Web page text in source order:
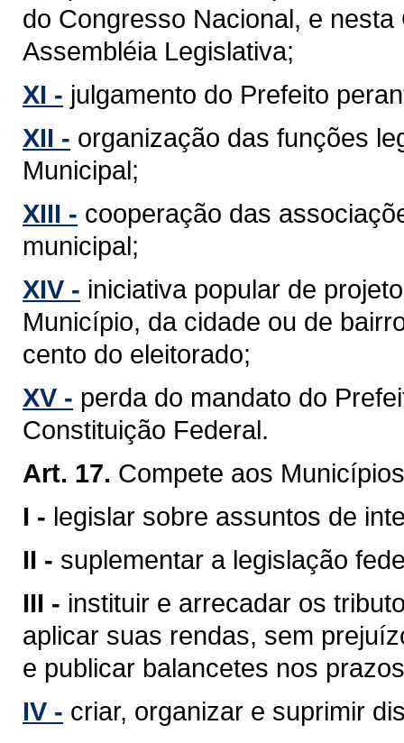
do Congresso Nacional, e
Assembléia Legislativa;
XI - julgamento do Prefeito
XII - organização das funções
Municipal;
XIII - cooperação das
municipal;
XIV - iniciativa popular de
Município, da cidade ou de
cento do eleitorado;
XV - perda do mandato do
Constituição Federal.
Art. 17. Compete aos
I - legislar sobre assuntos de
II - suplementar a legislação
III - instituir e arrecadar os
aplicar suas rendas, sem
e publicar balancetes nos
IV - criar, organizar e suprimir